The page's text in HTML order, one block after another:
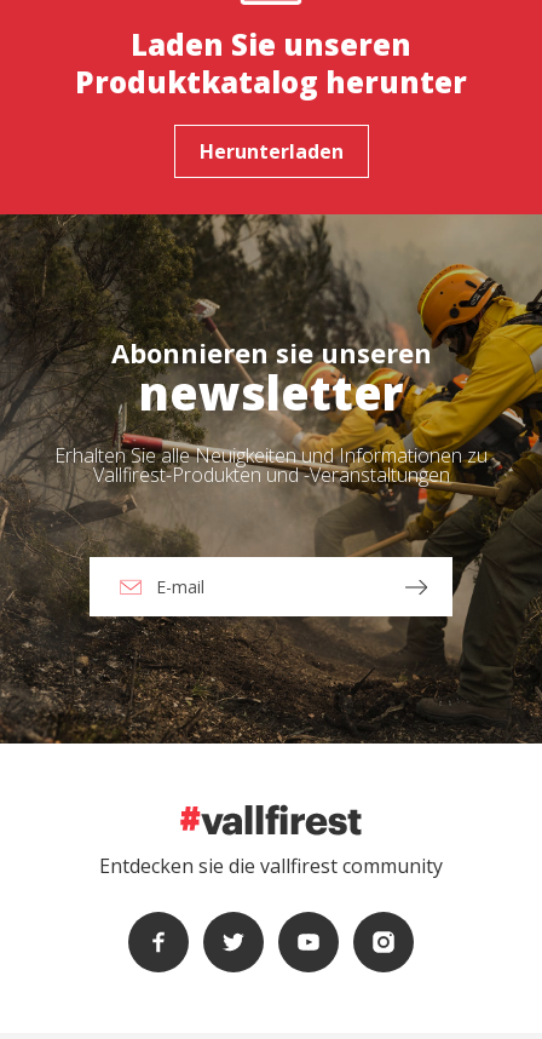
Laden Sie unseren
Produktkatalog herunter
Herunterladen
Abonnieren sie unseren
newsletter
Erhalten Sie alle Neuigkeiten und Informationen zu
Vallfirest-Produkten und -Veranstaltungen
Entdecken sie die vallfirest community